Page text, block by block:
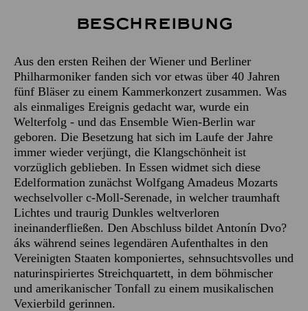
Beschreibung
Aus den ersten Reihen der Wiener und Berliner
Philharmoniker fanden sich vor etwas über 40 Jahren
fünf Bläser zu einem Kammerkonzert zusammen. Was
als einmaliges Ereignis gedacht war, wurde ein
Welterfolg - und das Ensemble Wien-Berlin war
geboren. Die Besetzung hat sich im Laufe der Jahre
immer wieder verjüngt, die Klangschönheit ist
vorzüglich geblieben. In Essen widmet sich diese
Edelformation zunächst Wolfgang Amadeus Mozarts
wechselvoller c-Moll-Serenade, in welcher traumhaft
Lichtes und traurig Dunkles weltverloren
ineinanderfließen. Den Abschluss bildet Antonín Dvo?
áks während seines legendären Aufenthaltes in den
Vereinigten Staaten komponiertes, sehnsuchtsvolles und
naturinspiriertes Streichquartett, in dem böhmischer
und amerikanischer Tonfall zu einem musikalischen
Vexierbild gerinnen.